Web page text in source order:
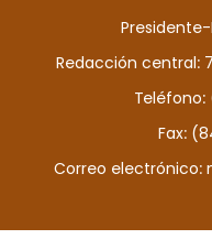
Redacción central:
Fax:
Correo electrónico: